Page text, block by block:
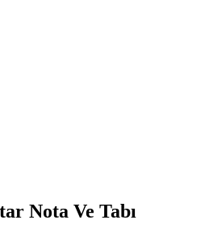
Nota Ve Tabı